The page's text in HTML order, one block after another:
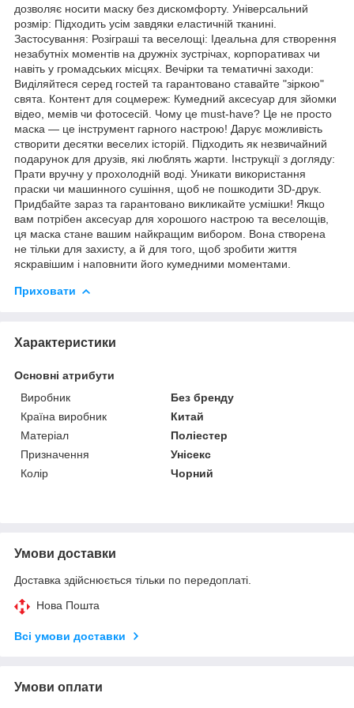
дозволяє носити маску без дискомфорту. Універсальний
розмір: Підходить усім завдяки еластичній тканині.
Застосування: Розіграші та веселощі: Ідеальна для створення
незабутніх моментів на дружніх зустрічах, корпоративах чи
навіть у громадських місцях. Вечірки та тематичні заходи:
Виділяйтеся серед гостей та гарантовано ставайте "зіркою"
свята. Контент для соцмереж: Кумедний аксесуар для зйомки
відео, мемів чи фотосесій. Чому це must-have? Це не просто
маска — це інструмент гарного настрою! Дарує можливість
створити десятки веселих історій. Підходить як незвичайний
подарунок для друзів, які люблять жарти. Інструкції з догляду:
Прати вручну у прохолодній воді. Уникати використання
праски чи машинного сушіння, щоб не пошкодити 3D-друк.
Придбайте зараз та гарантовано викликайте усмішки! Якщо
вам потрібен аксесуар для хорошого настрою та веселощів,
ця маска стане вашим найкращим вибором. Вона створена
не тільки для захисту, а й для того, щоб зробити життя
яскравішим і наповнити його кумедними моментами.
Приховати
Характеристики
Основні атрибути
Виробник
Без бренду
Країна виробник
Китай
Матеріал
Поліестер
Призначення
Унісекс
Колір
Чорний
Умови доставки
Доставка здійснюється тільки по передоплаті.
Нова Пошта
Всі умови доставки
Умови оплати